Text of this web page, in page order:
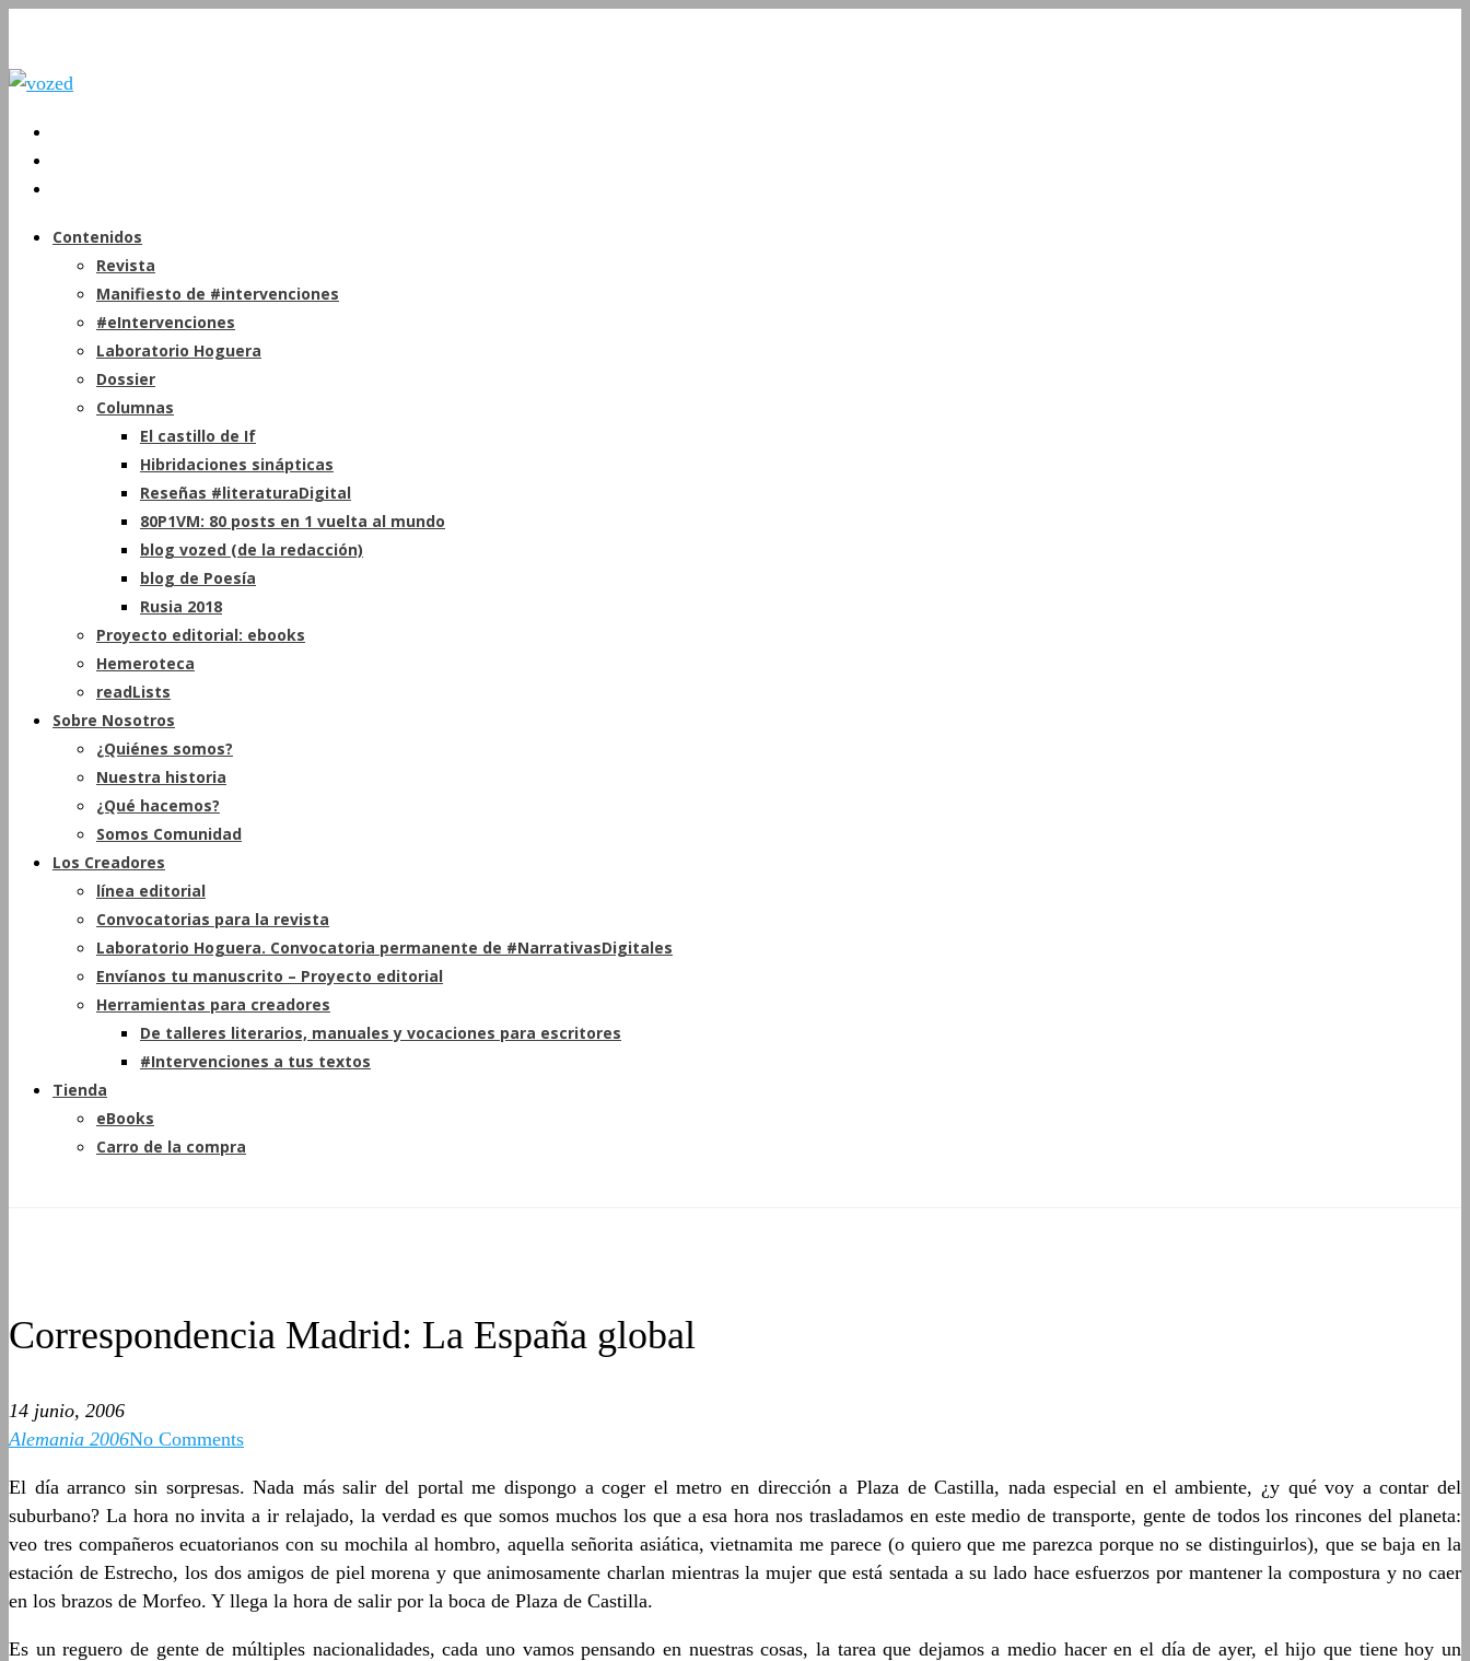
Contenidos
Revista
Manifiesto de #intervenciones
#eIntervenciones
Laboratorio Hoguera
Dossier
Columnas
El castillo de If
Hibridaciones sinápticas
Reseñas #literaturaDigital
80P1VM: 80 posts en 1 vuelta al mundo
blog vozed (de la redacción)
blog de Poesía
Rusia 2018
Proyecto editorial: ebooks
Hemeroteca
readLists
Sobre Nosotros
¿Quiénes somos?
Nuestra historia
¿Qué hacemos?
Somos Comunidad
Los Creadores
línea editorial
Convocatorias para la revista
Laboratorio Hoguera. Convocatoria permanente de #NarrativasDigitales
Envíanos tu manuscrito – Proyecto editorial
Herramientas para creadores
De talleres literarios, manuales y vocaciones para escritores
#Intervenciones a tus textos
Tienda
eBooks
Carro de la compra
Correspondencia Madrid: La España global
14 junio, 2006
Alemania 2006No Comments
El día arranco sin sorpresas. Nada más salir del portal me dispongo a coger el metro en dirección a Plaza de Castilla, nada especial en el ambiente, ¿y qué voy a contar del
suburbano? La hora no invita a ir relajado, la verdad es que somos muchos los que a esa hora nos trasladamos en este medio de transporte, gente de todos los rincones del planeta:
veo tres compañeros ecuatorianos con su mochila al hombro, aquella señorita asiática, vietnamita me parece (o quiero que me parezca porque no se distinguirlos), que se baja en la
estación de Estrecho, los dos amigos de piel morena y que animosamente charlan mientras la mujer que está sentada a su lado hace esfuerzos por mantener la compostura y no caer
en los brazos de Morfeo. Y llega la hora de salir por la boca de Plaza de Castilla.
Es un reguero de gente de múltiples nacionalidades, cada uno vamos pensando en nuestras cosas, la tarea que dejamos a medio hacer en el día de ayer, el hijo que tiene hoy un